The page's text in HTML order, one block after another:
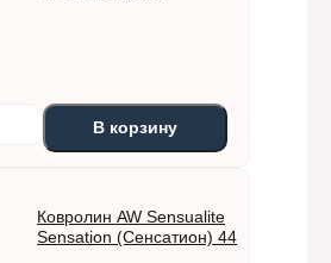
В корзину
Ковролин AW Sensualite
Sensation (Сенсатион) 44